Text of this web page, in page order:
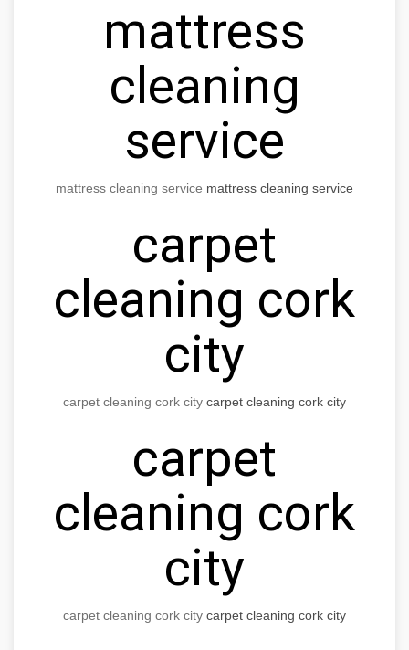
mattress
cleaning
service
mattress cleaning service mattress cleaning service
carpet
cleaning cork
city
carpet cleaning cork city carpet cleaning cork city
carpet
cleaning cork
city
carpet cleaning cork city carpet cleaning cork city